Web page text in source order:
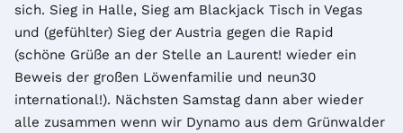
sich. Sieg in Halle, Sieg am Blackjack Tisch in Vegas
und (gefühlter) Sieg der Austria gegen die Rapid
(schöne Grüße an der Stelle an Laurent! wieder ein
Beweis der großen Löwenfamilie und neun30
international!). Nächsten Samstag dann aber wieder
alle zusammen wenn wir Dynamo aus dem Grünwalder